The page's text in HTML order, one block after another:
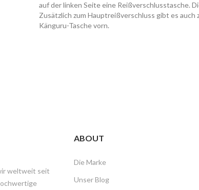
auf der linken Seite eine Reißverschlusstasche.
Zusätzlich zum Hauptreißverschluss gibt es
Känguru-Tasche vorn.
weltweit seit
ABOUT
Die Marke
Unser Blog